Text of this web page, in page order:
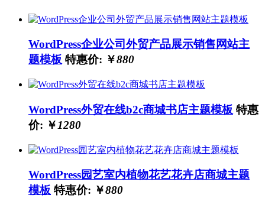
WordPress企业公司外贸产品展示销售网站主
题模板 特惠价: ￥880
WordPress外贸在线b2c商城书店主题模板 特惠
价: ￥ 1280
WordPress园艺室内植物花艺花卉店商城主题
模板 特惠价: ￥880